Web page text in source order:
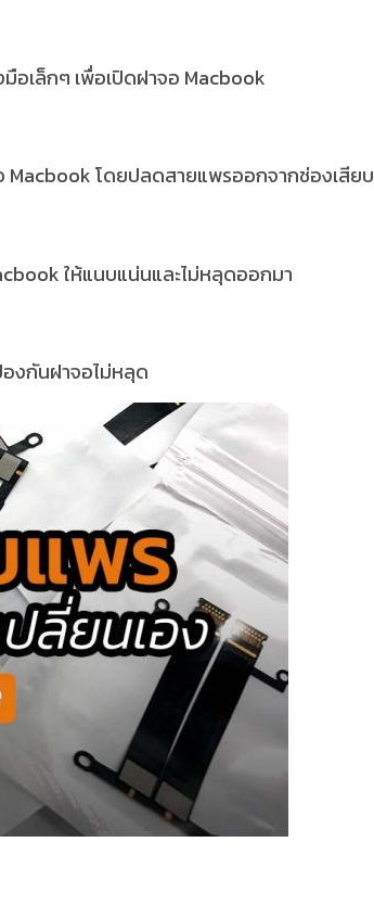
อเล็กๆ เพื่อเปิดฝาจอ Macbook
Macbook โดยปลดสายแพรออกจากช่องเสียบ
ให้แนบแน่นและไม่หลุดออกมา
งกันฝาจอไม่หลุด